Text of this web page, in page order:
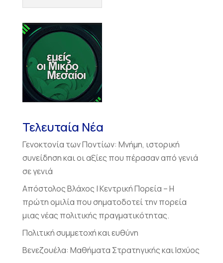
Τελευταία Νέα
Γενοκτονία των Ποντίων: Μνήμη, ιστορική
συνείδηση και οι αξίες που πέρασαν από γενιά
σε γενιά
Απόστολος Βλάχος | Κεντρική Πορεία – Η
πρώτη ομιλία που σηματοδοτεί την πορεία
μιας νέας πολιτικής πραγματικότητας.
Πολιτική συμμετοχή και ευθύνη
Βενεζουέλα: Μαθήματα Στρατηγικής και Ισχύος